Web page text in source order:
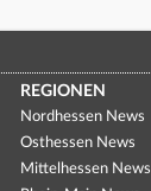
REGIONEN
Nordhessen News
Osthessen News
Mittelhessen News